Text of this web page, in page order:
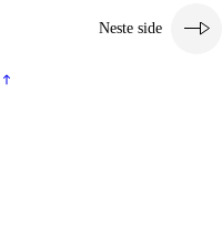
Neste side